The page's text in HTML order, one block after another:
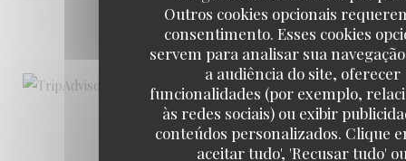
Outros cookies opcionais
consentimento. Esses cookies
servem para analisar sua
a audiência do site, oferecer
funcionalidades (por exemplo,
às redes sociais) ou exibir
conteúdos personalizados. Clique
aceitar tudo', 'Recusar tudo'
2